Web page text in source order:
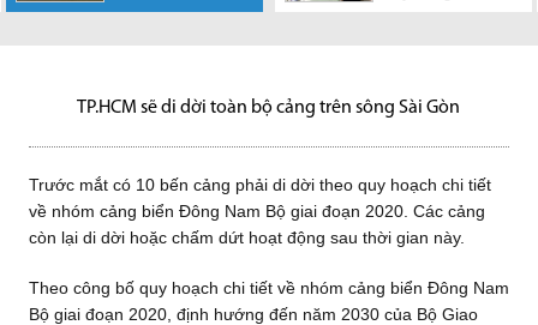
vấn đề được
Theo bà Nguyễn
Mặc dù pháp luật
bến cảng phải di
TP.HCM sẽ di dời toàn bộ cảng trên sông Sài Gòn
Trước mắt có 10 bến cảng phải di dời theo quy hoạch chi tiết
về nhóm cảng biển Đông Nam Bộ giai đoạn 2020. Các cảng
còn lại di dời hoặc chấm dứt hoạt động sau thời gian này.
Theo công bố quy hoạch chi tiết về nhóm cảng biển Đông Nam
Bộ giai đoạn 2020, định hướng đến năm 2030 của Bộ Giao